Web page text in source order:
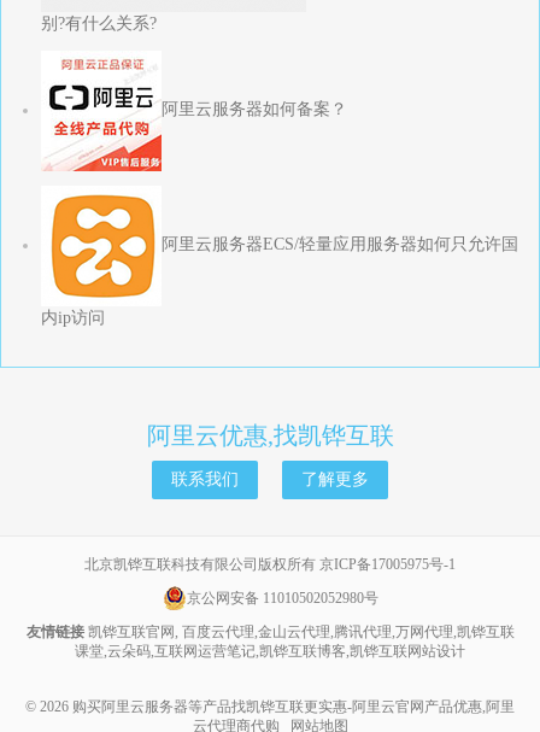
别?有什么关系?
阿里云服务器如何备案？
阿里云服务器ECS/轻量应用服务器如何只允许国
内ip访问
阿里云优惠,找凯铧互联
联系我们 了解更多
北京凯铧互联科技有限公司版权所有 京ICP备17005975号-1
京公网安备 11010502052980号
友情链接 凯铧互联官网, 百度云代理,金山云代理,腾讯代理,万网代理,凯铧互联
课堂,云朵码,互联网运营笔记,凯铧互联博客,凯铧互联网站设计
© 2026 购买阿里云服务器等产品找凯铧互联更实惠-阿里云官网产品优惠,阿里
云代理商代购
网站地图